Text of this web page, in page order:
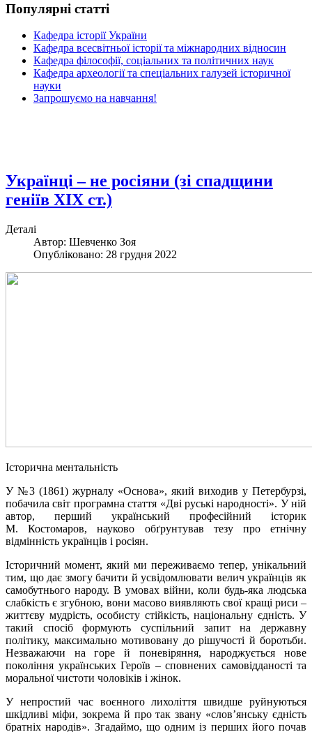
Популярні статті
Кафедра історії України
Кафедра всесвітньої історії та міжнародних відносин
Кафедра філософії, соціальних та політичних наук
Кафедра археології та спеціальних галузей історичної
науки
Запрошуємо на навчання!
Українці – не росіяни (зі спадщини
геніїв ХІХ ст.)
Деталі
Автор: Шевченко Зоя
Опубліковано: 28 грудня 2022
Історична ментальність
У №3 (1861) журналу «Основа», який виходив у Петербурзі,
побачила світ програмна стаття «Дві руські народності». У ній
автор, перший український професійний історик
М. Костомаров, науково обґрунтував тезу про етнічну
відмінність українців і росіян.
Історичний момент, який ми переживаємо тепер, унікальний
тим, що дає змогу бачити й усвідомлювати велич українців як
самобутнього народу. В умовах війни, коли будь-яка людська
слабкість є згубною, вони масово виявляють свої кращі риси –
життєву мудрість, особисту стійкість, національну єдність. У
такий спосіб формують суспільний запит на державну
політику, максимально мотивовану до рішучості й боротьби.
Незважаючи на горе й поневіряння, народжується нове
покоління українських Героїв – сповнених самовідданості та
моральної чистоти чоловіків і жінок.
У непростий час воєнного лихоліття швидше руйнуються
шкідливі міфи, зокрема й про так звану «слов’янську єдність
братніх народів». Згадаймо, що одним із перших його почав